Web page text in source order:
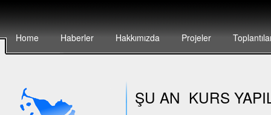
Home Haberler Hakkımızda Projeler
ŞU AN KURS